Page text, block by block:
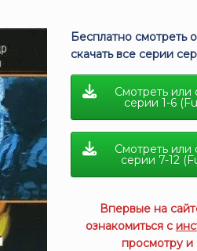
Бесплатно смотреть
скачать все серии
Смотреть или
серии 1-6
Смотреть или
серии 7-12
Впервые на
ознакомиться с
просмотру и